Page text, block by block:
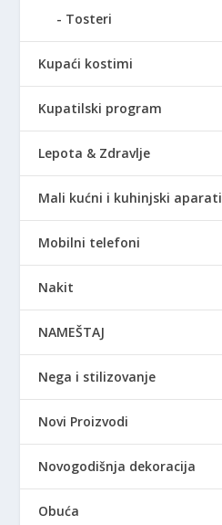
Tosteri
Kupaći kostimi
Kupatilski program
Lepota & Zdravlje
Mali kućni i kuhinjski aparati
Mobilni telefoni
Nakit
NAMEŠTAJ
Nega i stilizovanje
Novi Proizvodi
Novogodišnja dekoracija
Obuća